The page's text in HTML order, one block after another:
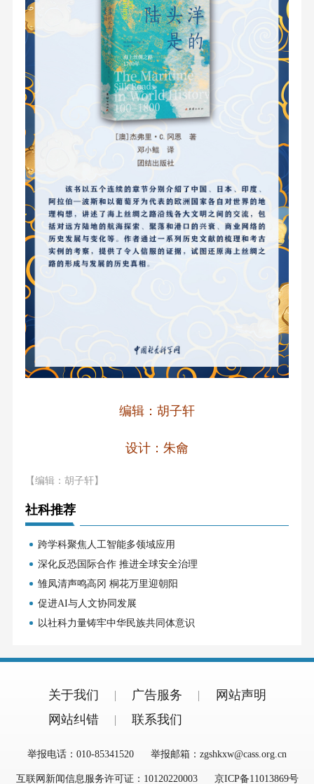
编辑：胡子轩
设计：朱龠
【编辑：胡子轩】
社科推荐
跨学科聚焦人工智能多领域应用
深化反恐国际合作 推进全球安全治理
雏凤清声鸣高冈 桐花万里迎朝阳
促进AI与人文协同发展
以社科力量铸牢中华民族共同体意识
关于我们 广告服务
网站声明
网站纠错
联系我们
举报电话：010-85341520 举报邮箱：zgshkxw@cass.org.cn
互联网新闻信息服务许可证：10120220003 京ICP备11013869号